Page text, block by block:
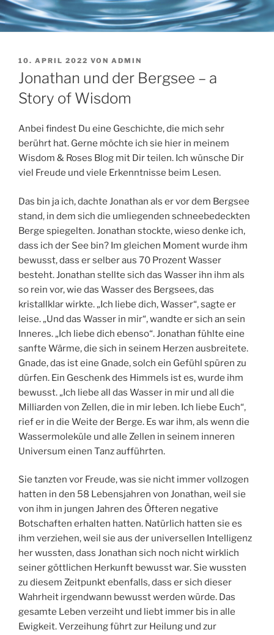
VERÖFFENTLICHT
AM
10. APRIL 2022 VON ADMIN
Jonathan und der Bergsee – a
Story of Wisdom
Anbei findest Du eine Geschichte, die mich sehr
berührt hat. Gerne möchte ich sie hier in meinem
Wisdom & Roses Blog mit Dir teilen. Ich wünsche Dir
viel Freude und viele Erkenntnisse beim Lesen.
Das bin ja ich, dachte Jonathan als er vor dem Bergsee
stand, in dem sich die umliegenden schneebedeckten
Berge spiegelten. Jonathan stockte, wieso denke ich,
dass ich der See bin? Im gleichen Moment wurde ihm
bewusst, dass er selber aus 70 Prozent Wasser
besteht. Jonathan stellte sich das Wasser ihn ihm als
so rein vor, wie das Wasser des Bergsees, das
kristallklar wirkte. „Ich liebe dich, Wasser“, sagte er
leise. „Und das Wasser in mir“, wandte er sich an sein
Inneres. „Ich liebe dich ebenso“. Jonathan fühlte eine
sanfte Wärme, die sich in seinem Herzen ausbreitete.
Gnade, das ist eine Gnade, solch ein Gefühl spüren zu
dürfen. Ein Geschenk des Himmels ist es, wurde ihm
bewusst. „Ich liebe all das Wasser in mir und all die
Milliarden von Zellen, die in mir leben. Ich liebe Euch“,
rief er in die Weite der Berge. Es war ihm, als wenn die
Wassermoleküle und alle Zellen in seinem inneren
Universum einen Tanz aufführten.
Sie tanzten vor Freude, was sie nicht immer vollzogen
hatten in den 58 Lebensjahren von Jonathan, weil sie
von ihm in jungen Jahren des Öfteren negative
Botschaften erhalten hatten. Natürlich hatten sie es
ihm verziehen, weil sie aus der universellen Intelligenz
her wussten, dass Jonathan sich noch nicht wirklich
seiner göttlichen Herkunft bewusst war. Sie wussten
zu diesem Zeitpunkt ebenfalls, dass er sich dieser
Wahrheit irgendwann bewusst werden würde. Das
gesamte Leben verzeiht und liebt immer bis in alle
Ewigkeit. Verzeihung führt zur Heilung und zur